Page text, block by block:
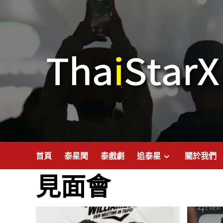
首頁 泰星聞 泰戲劇 追泰星 關於我們
見面會